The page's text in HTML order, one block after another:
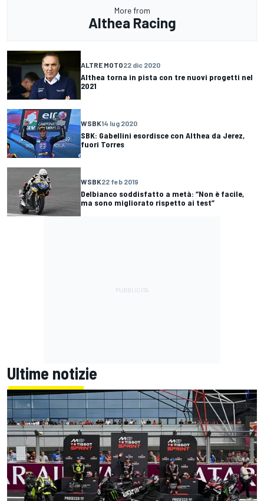
More from
Althea Racing
ALTRE MOTO22 dic 2020
Althea torna in pista con tre nuovi progetti nel
2021
WSBK14 lug 2020
SBK: Gabellini esordisce con Althea da Jerez,
fuori Torres
WSBK22 feb 2019
Delbianco soddisfatto a metà: “Non è facile,
ma sono migliorato rispetto ai test”
Ultime notizie